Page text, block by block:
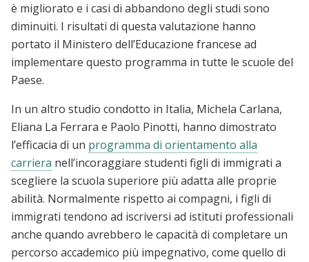
è migliorato e i casi di abbandono degli studi sono
diminuiti. I risultati di questa valutazione hanno
portato il Ministero dell’Educazione francese ad
implementare questo programma in tutte le scuole del
Paese.
In un altro studio condotto in Italia, Michela Carlana,
Eliana La Ferrara e Paolo Pinotti, hanno dimostrato
l’efficacia di un programma di orientamento alla
carriera nell’incoraggiare studenti figli di immigrati a
scegliere la scuola superiore più adatta alle proprie
abilità. Normalmente rispetto ai compagni, i figli di
immigrati tendono ad iscriversi ad istituti professionali
anche quando avrebbero le capacità di completare un
percorso accademico più impegnativo, come quello di